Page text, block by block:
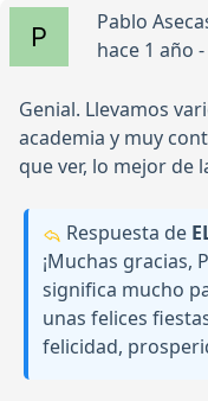
Pablo
hace 1 año -
Genial. Llevamos
academia y muy
que ver, lo mejor de
Respuesta de
¡Muchas gracias,
significa mucho
unas felices
felicidad,